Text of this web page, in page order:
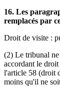
16. Les
remplacés par
Droit de visite :
(2) Le tribunal
accordant le
l'article 58 (droit
moins qu'il ne